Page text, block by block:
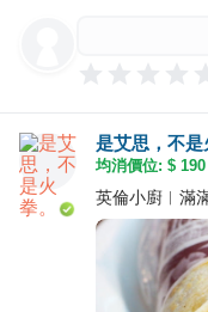
是艾思，不是
均消價位: $ 190
英倫小廚︱滿